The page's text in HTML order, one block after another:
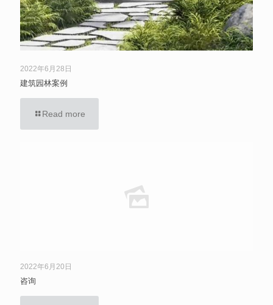
2022年6月28日
建筑园林案例
Read more
2022年6月20日
咨询